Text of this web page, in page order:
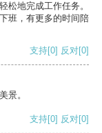
松地完成工作任务。
班，有更多的时间陪
支持[0] 反对[0]
景。
支持[0] 反对[0]